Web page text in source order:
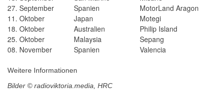
27. September
Spanien
MotorLand Aragon
11. Oktober
Japan
Motegi
18. Oktober
Australien
Philip Island
25. Oktober
Malaysia
Sepang
08. November
Spanien Valencia
Weitere Informationen
Bilder © radioviktoria.media, HRC